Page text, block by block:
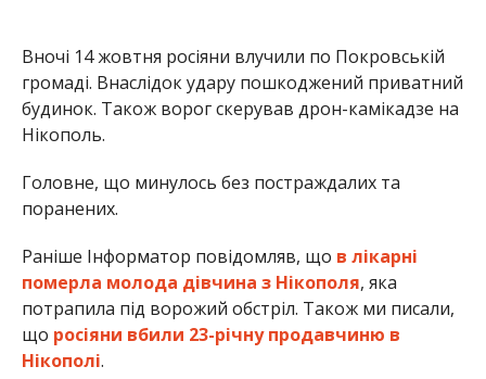
Вночі 14 жовтня росіяни влучили по Покровській
громаді. Внаслідок удару пошкоджений приватний
будинок. Також ворог скерував дрон-камікадзе на
Нікополь.
Головне, що минулось без постраждалих та
поранених.
Раніше Інформатор повідомляв, що в лікарні
померла молода дівчина з Нікополя, яка
потрапила під ворожий обстріл. Також ми писали,
що росіяни вбили 23-річну продавчиню в
Нікополі.